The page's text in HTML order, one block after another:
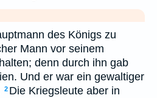
des Königs zu
Mann vor seinem
denn durch ihn gab
Und er war ein gewaltiger
2 Die Kriegsleute aber in